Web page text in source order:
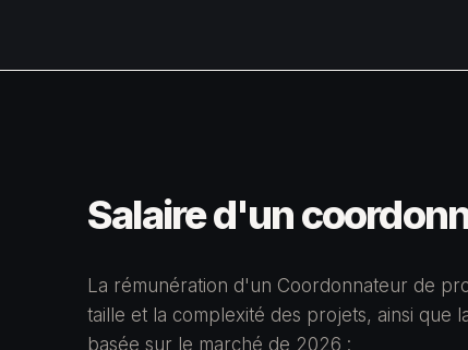
Salaire d'un
La rémunération d'un Coordonnateur de
taille et la complexité des projets, ainsi que
basée sur le marché de 2026 :